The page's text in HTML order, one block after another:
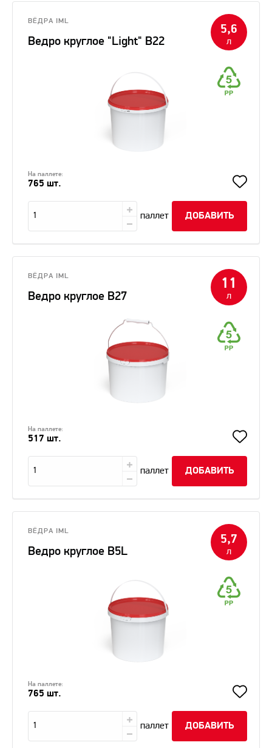
5,6
л
ВЁДРА IML
Ведро круглое "Light" В22
На паллете:
765 шт.
паллет ДОБАВИТЬ
11
л
ВЁДРА IML
Ведро круглое В27
На паллете:
517 шт.
паллет ДОБАВИТЬ
5,7
л
ВЁДРА IML
Ведро круглое В5L
На паллете:
765 шт.
паллет ДОБАВИТЬ